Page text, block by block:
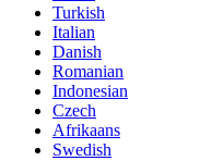
Turkish
Italian
Danish
Romanian
Indonesian
Czech
Afrikaans
Swedish